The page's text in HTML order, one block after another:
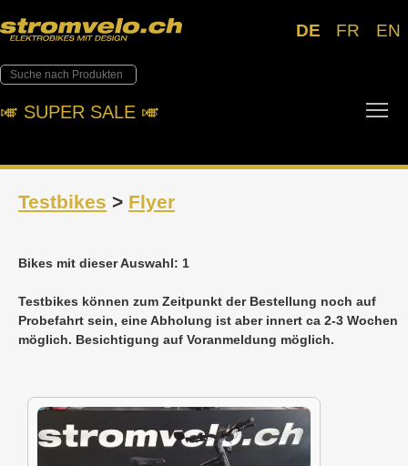
DE FR EN
🎺︎ SUPER SALE 🎺︎
Testbikes > Flyer
Bikes mit dieser Auswahl: 1
Testbikes können zum Zeitpunkt der Bestellung noch auf
Probefahrt sein, eine Abholung ist aber innert ca 2-3 Wochen
möglich. Besichtigung auf Voranmeldung möglich.